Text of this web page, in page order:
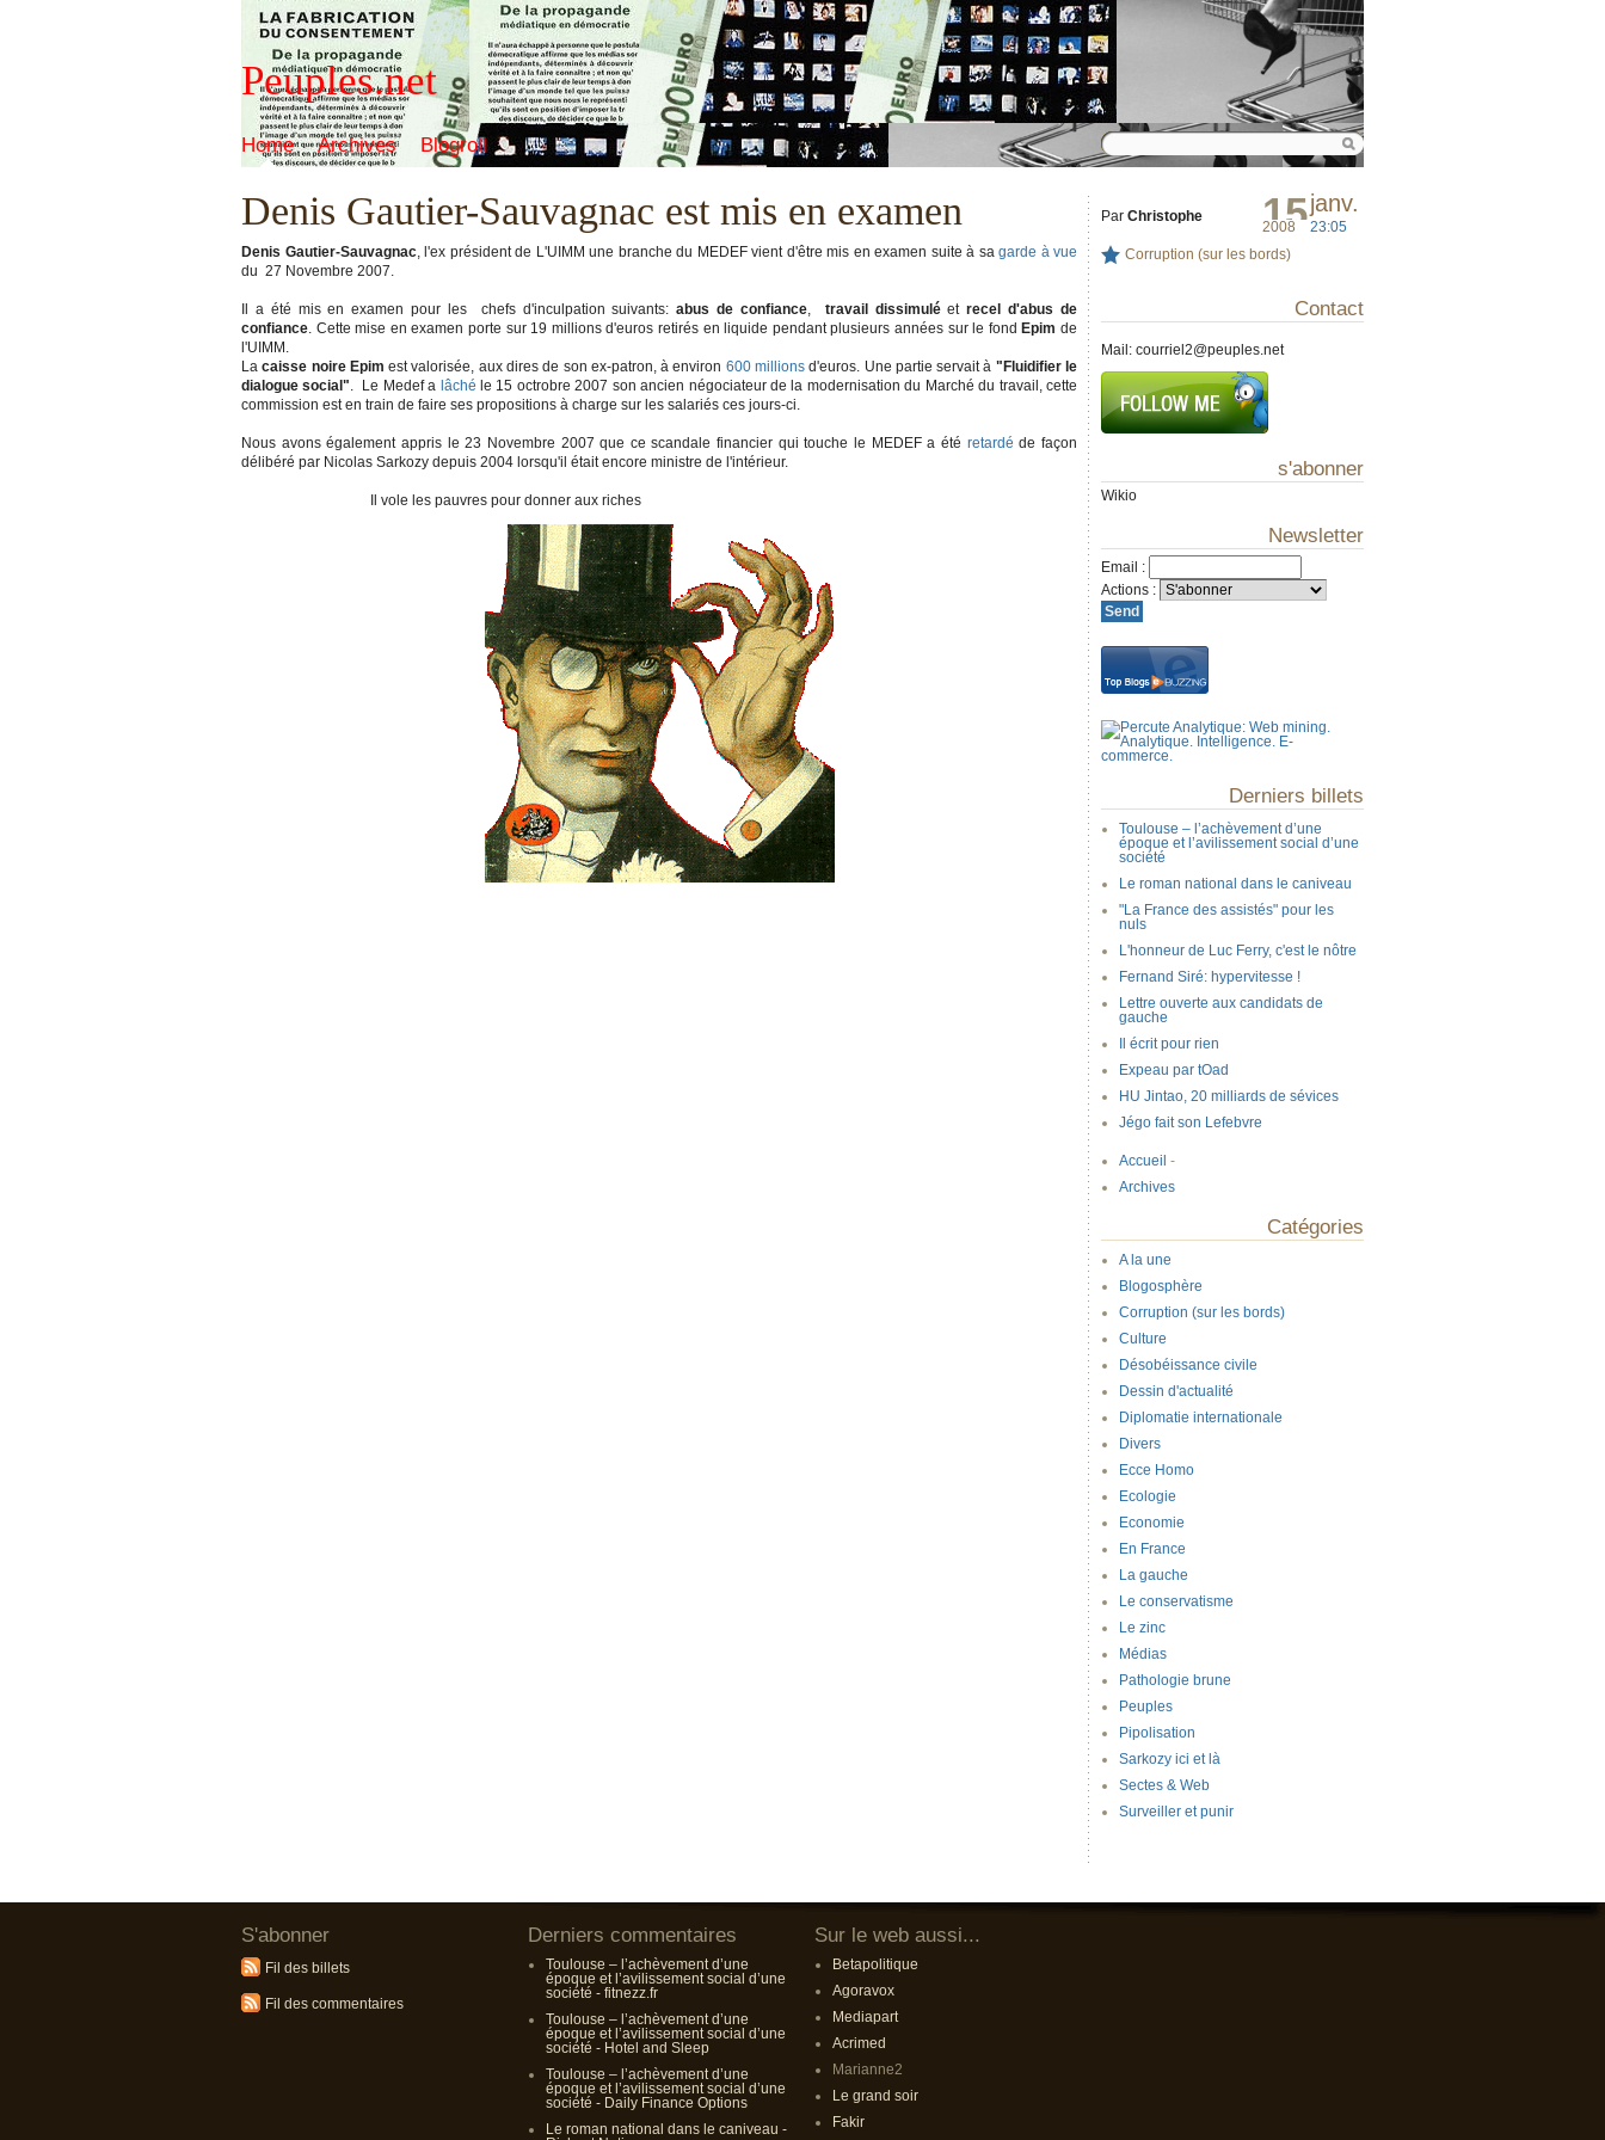
Peuples.net
Home Archives Blogroll
Denis Gautier-Sauvagnac est mis en examen 15janv.
2008 23:05
Par Christophe
Corruption (sur les bords)
Denis Gautier-Sauvagnac, l'ex président de L'UIMM une branche du MEDEF vient d'être mis en examen suite à sa garde à vue
du 27 Novembre 2007.
Il a été mis en examen pour les chefs d'inculpation suivants:abus de confiance, travail dissimuléetrecel d'abus de
confiance. Cette mise en examen porte sur 19 millions d'euros retirés en liquide pendant plusieurs années sur le fond Epim de
l'UIMM.
Lacaisse noire Epim est valorisée, aux dires de son ex-patron, à environ 600 millions d'euros. Une partie servait à "Fluidifier le
dialogue social". Le Medef a lâché le 15 octrobre 2007 son ancien négociateur de la modernisation du Marché du travail, cette
commission est en train de faire ses propositions à charge sur les salariés ces jours-ci.
Nous avons également appris le 23 Novembre 2007 que ce scandale financier qui touche le MEDEF a été retardé de façon
délibéré par Nicolas Sarkozy depuis 2004 lorsqu'il était encore ministre de l'intérieur.
Il vole les pauvres pour donner aux riches
Contact
Mail: courriel2@peuples.net
s'abonner
Wikio
Newsletter
Email :
Actions :
Derniers billets
Toulouse – l’achèvement d’une
époque et l’avilissement social d’une
société
Le roman national dans le caniveau
"La France des assistés" pour les
nuls
L'honneur de Luc Ferry, c'est le nôtre
Fernand Siré: hypervitesse !
Lettre ouverte aux candidats de
gauche
Il écrit pour rien
Expeau par tOad
HU Jintao, 20 milliards de sévices
Jégo fait son Lefebvre
Accueil -
Archives
Catégories
A la une
Blogosphère
Corruption (sur les bords)
Culture
Désobéissance civile
Dessin d'actualité
Diplomatie internationale
Divers
Ecce Homo
Ecologie
Economie
En France
La gauche
Le conservatisme
Le zinc
Médias
Pathologie brune
Peuples
Pipolisation
Sarkozy ici et là
Sectes & Web
Surveiller et punir
S'abonner
Fil des billets
Fil des commentaires
Derniers commentaires
Toulouse – l’achèvement d’une
époque et l’avilissement social d’une
société - fitnezz.fr
Toulouse – l’achèvement d’une
époque et l’avilissement social d’une
société - Hotel and Sleep
Toulouse – l’achèvement d’une
époque et l’avilissement social d’une
société - Daily Finance Options
Le roman national dans le caniveau -
Sur le web aussi...
Betapolitique
Agoravox
Mediapart
Acrimed
Marianne2
Le grand soir
Fakir